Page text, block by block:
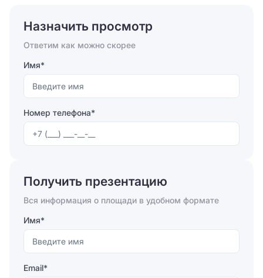
Назначить просмотр
Ответим как можно скорее
Имя*
Номер телефона*
Отправить
Получить презентацию
Вся информация о площади в удобном формате
Имя*
Email*